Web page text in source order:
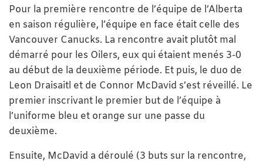
Pour la première rencontre de l’équipe de l’Alberta
en saison régulière, l’équipe en face était celle des
Vancouver Canucks. La rencontre avait plutôt mal
démarré pour les Oilers, eux qui étaient menés 3-0
au début de la deuxième période. Et puis, le duo de
Leon Draisaitl et de Connor McDavid s’est réveillé. Le
premier inscrivant le premier but de l’équipe à
l’uniforme bleu et orange sur une passe du
deuxième.
Ensuite, McDavid a déroulé (3 buts sur la rencontre,